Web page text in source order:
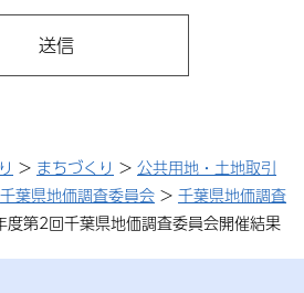
> まちづくり > 公共用地・土地取引
千葉県地価調査委員会 > 千葉県地価調査
第2回千葉県地価調査委員会開催結果